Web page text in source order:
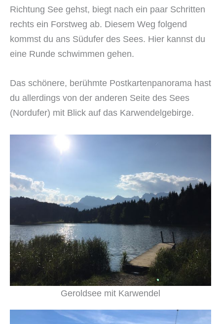
Richtung See gehst, biegt nach ein paar Schritten
rechts ein Forstweg ab. Diesem Weg folgend
kommst du ans Südufer des Sees. Hier kannst du
eine Runde schwimmen gehen.
Das schönere, berühmte Postkartenpanorama hast
du allerdings von der anderen Seite des Sees
(Nordufer) mit Blick auf das Karwendelgebirge.
Geroldsee mit Karwendel